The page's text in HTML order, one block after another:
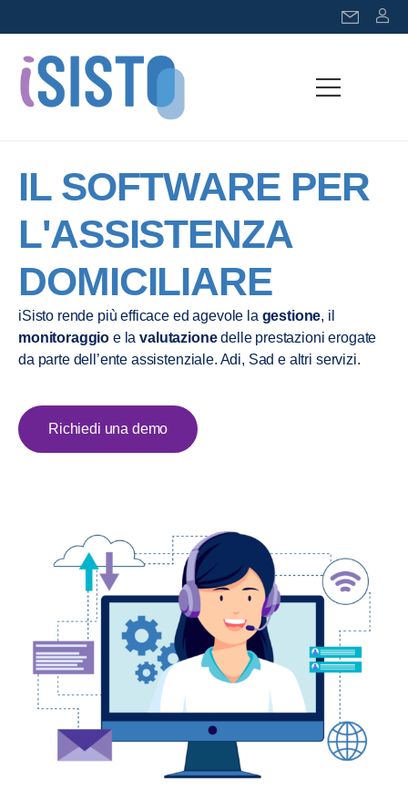
IL SOFTWARE PER
L'ASSISTENZA
DOMICILIARE
iSisto rende più efficace ed agevole la gestione, il
monitoraggio e lavalutazionedelle prestazioni erogate
da parte dell’ente assistenziale. Adi, Sad e altri servizi.
Richiedi una demo